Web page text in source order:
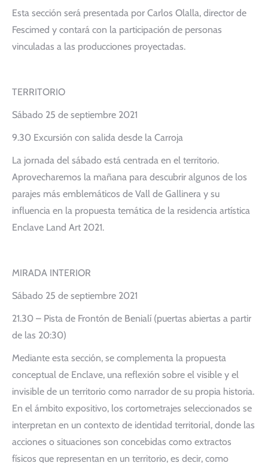
Esta sección será presentada por Carlos Olalla, director de
Fescimed y contará con la participación de personas
vinculadas a las producciones proyectadas.
TERRITORIO
Sábado 25 de septiembre 2021
9.30 Excursión con salida desde la Carroja
La jornada del sábado está centrada en el territorio.
Aprovecharemos la mañana para descubrir algunos de los
parajes más emblemáticos de Vall de Gallinera y su
influencia en la propuesta temática de la residencia artística
Enclave Land Art 2021.
MIRADA INTERIOR
Sábado 25 de septiembre 2021
21.30 – Pista de Frontón de Benialí (puertas abiertas a partir
de las 20:30)
Mediante esta sección, se complementa la propuesta
conceptual de Enclave, una reflexión sobre el visible y el
invisible de un territorio como narrador de su propia historia.
En el ámbito expositivo, los cortometrajes seleccionados se
interpretan en un contexto de identidad territorial, donde las
acciones o situaciones son concebidas como extractos
físicos que representan en un territorio, es decir, como